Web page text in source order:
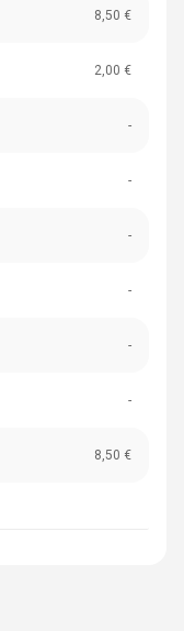
8,50 €
2,00 €
-
-
-
-
-
-
8,50 €